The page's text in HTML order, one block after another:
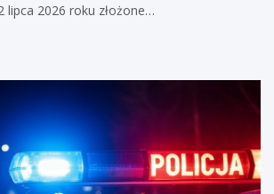
lipca 2026 roku złożone…